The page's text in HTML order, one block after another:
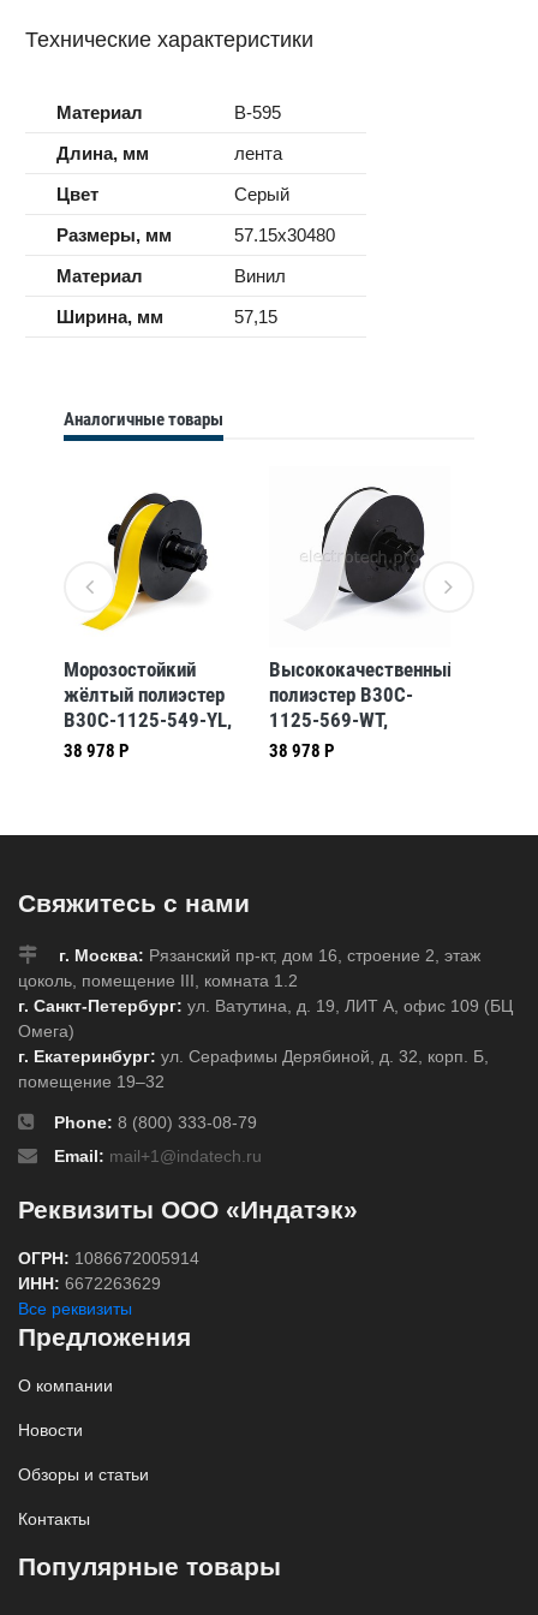
Технические характеристики
Материал
B-595
Длина, мм
лента
Цвет
Серый
Размеры, мм
57.15x30480
Материал
Винил
Ширина, мм
57,15
Аналогичные товары
Морозостойкий
жёлтый полиэстер
B30C-1125-549-YL,
28,58 мм * 30,48 м
38 978 Р
Высококачественный
полиэстер B30C-
1125-569-WT,
белый, 28,58 мм *
38 978 Р
Свяжитесь с нами
г. Москва: Рязанский пр-кт, дом 16, строение 2, этаж
цоколь, помещение III, комната 1.2
г. Санкт-Петербург: ул. Ватутина, д. 19, ЛИТ А, офис 109 (БЦ
Омега)
г. Екатеринбург: ул. Серафимы Дерябиной, д. 32, корп. Б,
помещение 19–32
Phone: 8 (800) 333-08-79
Email: mail+1@indatech.ru
Реквизиты ООО «Индатэк»
ОГРН: 1086672005914
ИНН: 6672263629
Все реквизиты
Предложения
О компании
Новости
Обзоры и статьи
Контакты
Популярные товары